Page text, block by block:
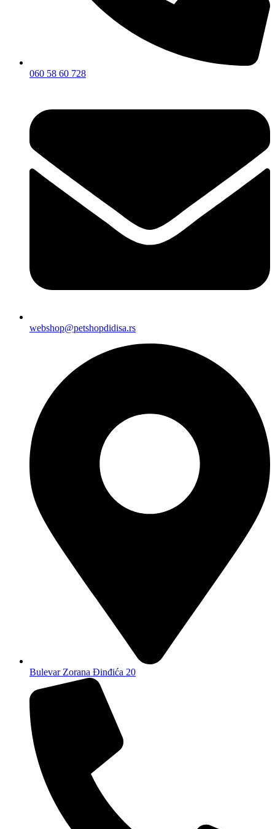
060 58 60 728
webshop@petshopdidisa.rs
Bulevar Zorana Đinđića 20